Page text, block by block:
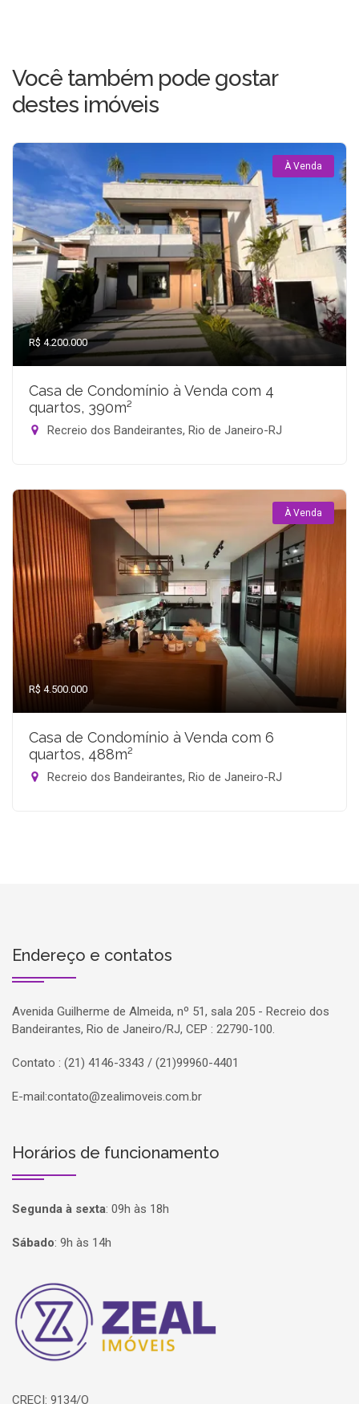
Você também pode gostar
destes imóveis
À Venda
R$ 4.200.000
Casa de Condomínio à Venda com 4
quartos, 390m²
Recreio dos Bandeirantes, Rio de Janeiro-RJ
À Venda
R$ 4.500.000
Casa de Condomínio à Venda com 6
quartos, 488m²
Recreio dos Bandeirantes, Rio de Janeiro-RJ
Endereço e contatos
Avenida Guilherme de Almeida, nº 51, sala 205 - Recreio dos
Bandeirantes, Rio de Janeiro/RJ, CEP : 22790-100.
Contato : (21) 4146-3343 / (21)99960-4401
E-mail:contato@zealimoveis.com.br
Horários de funcionamento
Segunda à sexta: 09h às 18h
Sábado: 9h às 14h
Página inicial
CRECI: 9134/O